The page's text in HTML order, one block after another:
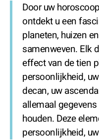
Door uw
ontdekt u een
planeten, huizen
samenweven. Elk
effect van de tien
persoonlijkheid,
decan, uw
allemaal
houden. Deze
persoonlijkheid,